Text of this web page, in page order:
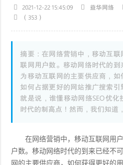
2021-12-22 15:45:09 益华网络
（353）
摘要：在网络营销中，移动互
联网用户数。移动网络时代的
为移动互联网的主要供应商，
如何占据更好的网站推广搜索
就是说，谁懂移动网络SEO优
时代的制高点！然而，我们知道
在网络营销中，移动互联网用
户数。移动网络时代的到来已经不
网的主要供应商，如何获得更好的